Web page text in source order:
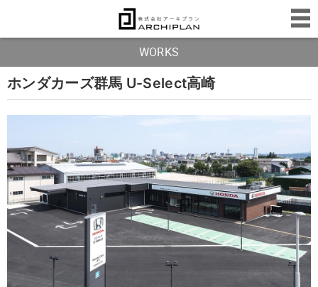
WORKS
ホンダカーズ群馬 U-Select高崎